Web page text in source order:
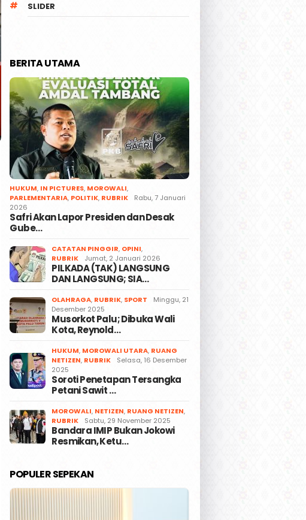
SLIDER
BERITA UTAMA
HUKUM, IN PICTURES, MOROWALI,
PARLEMENTARIA, POLITIK, RUBRIK
Rabu, 7 Januari
2026
Safri Akan Lapor Presiden dan Desak
Gube…
CATATAN PINGGIR, OPINI,
RUBRIK
Jumat, 2 Januari 2026
PILKADA (TAK) LANGSUNG
DAN LANGSUNG; SIA…
OLAHRAGA, RUBRIK, SPORT
Minggu, 21
Desember 2025
Musorkot Palu; Dibuka Wali
Kota, Reynold…
HUKUM, MOROWALI UTARA, RUANG
NETIZEN, RUBRIK
Selasa, 16 Desember
2025
Soroti Penetapan Tersangka
Petani Sawit …
MOROWALI, NETIZEN, RUANG NETIZEN,
RUBRIK
Sabtu, 29 November 2025
Bandara IMIP Bukan Jokowi
Resmikan, Ketu…
POPULER SEPEKAN